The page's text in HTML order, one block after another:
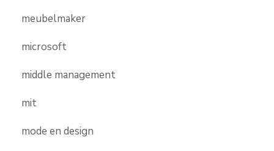
meubelmaker
microsoft
middle management
mit
mode en design